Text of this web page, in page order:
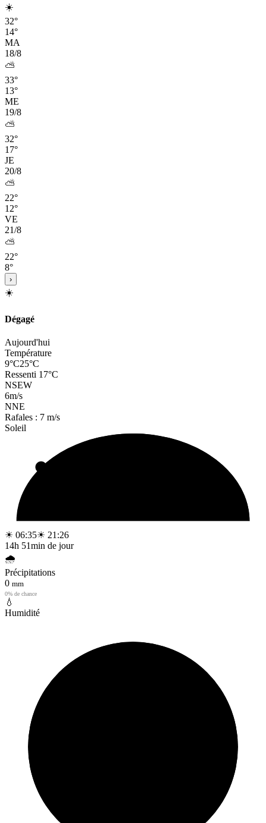
☀️
32°
14°
MA
18/8
⛅
33°
13°
ME
19/8
⛅
32°
17°
JE
20/8
⛅
22°
12°
VE
21/8
⛅
22°
8°
›
☀️
Dégagé
Aujourd'hui
Température
9°C25°C
Ressenti 17°C
NSEW
6m/s
NNE
Rafales : 7 m/s
Soleil
☀ 06:35☀ 21:26
14h 51min de jour
🌧️
Précipitations
0 mm
0% de chance
💧
Humidité